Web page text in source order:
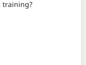
training?